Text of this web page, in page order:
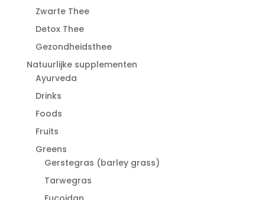
Zwarte Thee
Detox Thee
Gezondheidsthee
Natuurlijke supplementen
Ayurveda
Drinks
Foods
Fruits
Greens
Gerstegras (barley grass)
Tarwegras